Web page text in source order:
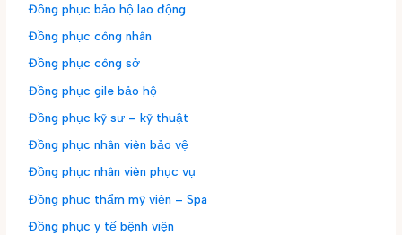
Đồng phục bảo hộ lao động
Đồng phục công nhân
Đồng phục công sở
Đồng phục gile bảo hộ
Đồng phục kỹ sư – kỹ thuật
Đồng phục nhân viên bảo vệ
Đồng phục nhân viên phục vụ
Đồng phục thẩm mỹ viện – Spa
Đồng phục y tế bệnh viện